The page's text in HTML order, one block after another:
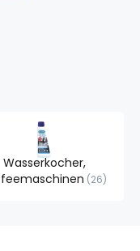
Wasserkocher,
26